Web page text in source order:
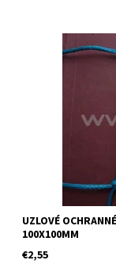
Uzlová ochranná
ihriská, ako
Hrúbka: 3 mm
UZLOVÉ
100X100MM
€2,55